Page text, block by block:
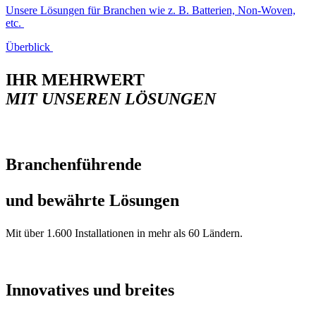
Unsere Lösungen für Branchen wie z. B. Batterien, Non-Woven,
etc.
Überblick
IHR MEHRWERT
MIT UNSEREN LÖSUNGEN
Branchenführende
und bewährte Lösungen
Mit über 1.600 Installationen in mehr als 60 Ländern.
Innovatives und breites